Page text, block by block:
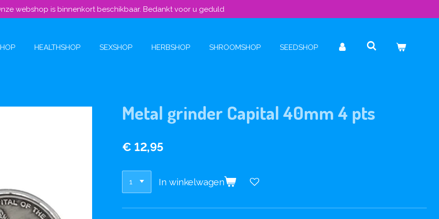
webshop is binnenkort beschikbaar. Bedankt voor u geduld
HEALTHSHOP SEXSHOP HERBSHOP SHROOMSHOP SEEDSHOP
Metal grinder Capital 40mm 4 pts
€ 12,95
In winkelwagen